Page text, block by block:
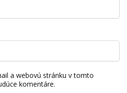
a webovú stránku v tomto
komentáre.